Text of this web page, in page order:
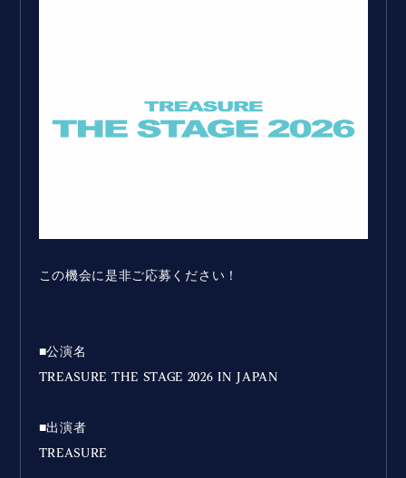
この機会に是非ご応募ください！
■公演名
TREASURE THE STAGE 2026 IN JAPAN
■出演者
TREASURE